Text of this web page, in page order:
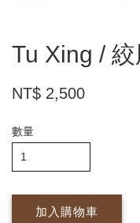
Tu Xing /
NT$ 2,500
數量
加入購物車